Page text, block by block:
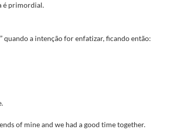
é primordial.
quando a intenção for enfatizar, ficando então:
of mine and we had a good time together.